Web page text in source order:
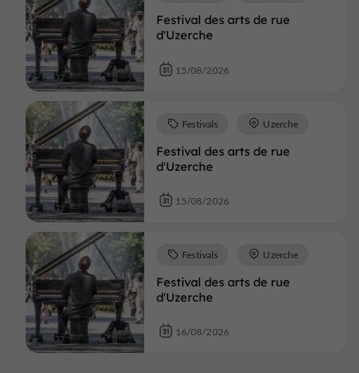
Festival des arts de rue
d'Uzerche
15/08/2026
Festival des arts de rue
d'Uzerche
Festivals Uzerche
15/08/2026
Festival des arts de rue
d'Uzerche
Festivals Uzerche
16/08/2026